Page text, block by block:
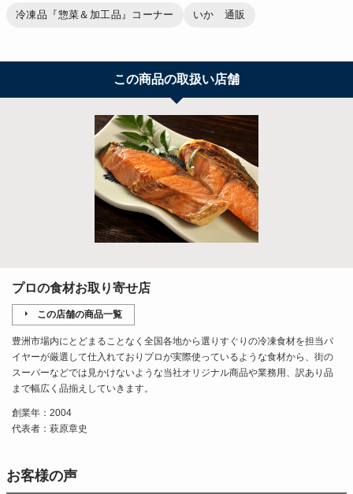
冷凍品『惣菜＆加工品』コーナー いか 通販
この商品の取扱い店舗
プロの食材お取り寄せ店
この店舗の商品一覧
豊洲市場内にとどまることなく全国各地から選りすぐりの冷凍食材を担当バ
イヤーが厳選して仕入れておりプロが実際使っているような食材から、街の
スーパーなどでは見かけないような当社オリジナル商品や業務用、訳あり品
まで幅広く品揃えしていきます。
創業年：2004
代表者：萩原章史
お客様の声